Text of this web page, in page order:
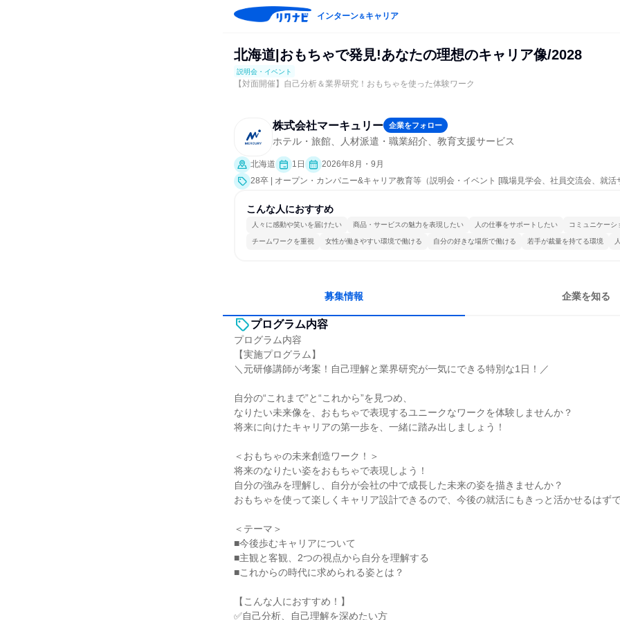
インターン＆キャリア
北海道|おもちゃで発見!あなたの理想のキャリア像/2028
説明会・イベント
【対面開催】自己分析＆業界研究！おもちゃを使った体験ワーク
株式会社マーキュリー 企業をフォロー
ホテル・旅館、人材派遣・職業紹介、教育支援サービス
北海道 1日
2026年8月・9月
28卒 | オープン・カンパニー&キャリア教育等（説明会・イベント [職場見学会、社員交流会、就活
こんな人におすすめ
人々に感動や笑いを届けたい 商品・サービスの魅力を表現したい 人の仕事をサポートしたい コミュニケーシ
チームワークを重視 女性が働きやすい環境で働ける 自分の好きな場所で働ける 若手が裁量を持てる環境
募集情報 企業を知る
プログラム内容
プログラム内容
【実施プログラム】
＼元研修講師が考案！自己理解と業界研究が一気にできる特別な1日！／
自分の“これまで”と“これから”を見つめ、
なりたい未来像を、おもちゃで表現するユニークなワークを体験しませんか？
将来に向けたキャリアの第一歩を、一緒に踏み出しましょう！
＜おもちゃの未来創造ワーク！＞
将来のなりたい姿をおもちゃで表現しよう！
自分の強みを理解し、自分が会社の中で成長した未来の姿を描きませんか？
おもちゃを使って楽しくキャリア設計できるので、今後の就活にもきっと活かせるはず
＜テーマ＞
■今後歩むキャリアについて
■主観と客観、2つの視点から自分を理解する
■これからの時代に求められる姿とは？
【こんな人におすすめ！】
✅自己分析、自己理解を深めたい方